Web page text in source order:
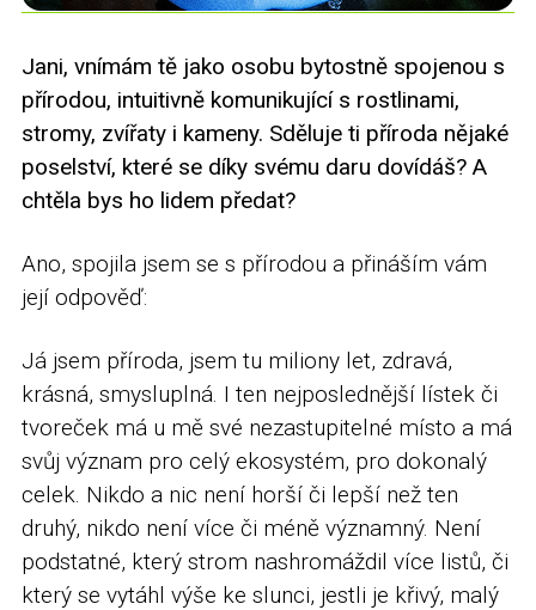
Jani, vnímám tě jako osobu bytostně spojenou s
přírodou, intuitivně komunikující s rostlinami,
stromy, zvířaty i kameny. Sděluje ti příroda nějaké
poselství, které se díky svému daru dovídáš? A
chtěla bys ho lidem předat?
Ano, spojila jsem se s přírodou a přináším vám
její odpověď:
Já jsem příroda, jsem tu miliony let, zdravá,
krásná, smysluplná. I ten nejposlednější lístek či
tvoreček má u mě své nezastupitelné místo a má
svůj význam pro celý ekosystém, pro dokonalý
celek. Nikdo a nic není horší či lepší než ten
druhý, nikdo není více či méně významný. Není
podstatné, který strom nashromáždil více listů, či
který se vytáhl výše ke slunci, jestli je křivý, malý